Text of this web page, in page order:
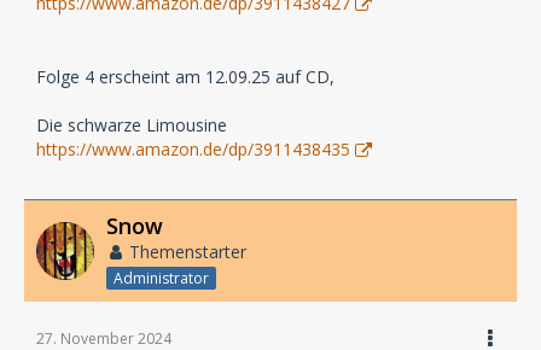
Folge 4 erscheint am 12.09.25 auf CD,
Die schwarze Limousine
https://www.amazon.de/dp/3911438435
Snow
Themenstarter
Administrator
27. November 2024